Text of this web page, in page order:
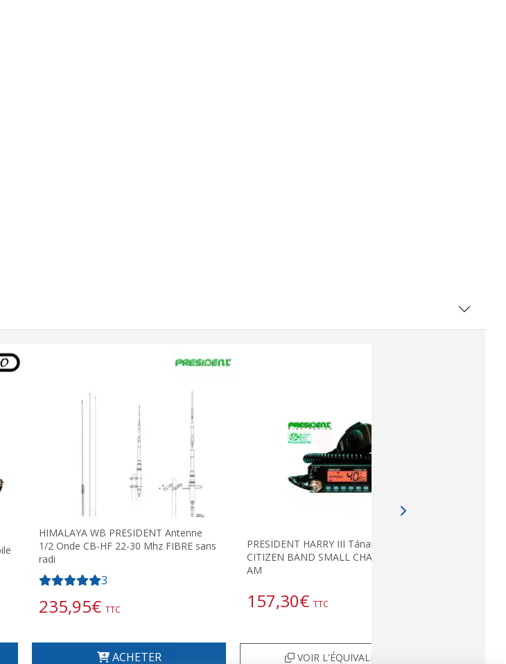
HIMALAYA WB PRESIDENT Antenne
1/2 Onde CB-HF 22-30 Mhz FIBRE sans
radi
3
235,95€ TTC
ACHETER
PRESIDENT HARRY III Tánamo ASC CB
CITIZEN BAND SMALL CHANNELS 40
AM
157,30€ TTC
VOIR L'ÉQUIVALENT